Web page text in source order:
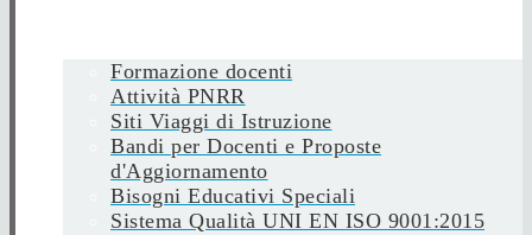
Formazione docenti
Attività PNRR
Siti Viaggi di Istruzione
Bandi per Docenti e Proposte
d'Aggiornamento
Bisogni Educativi Speciali
Sistema Qualità UNI EN ISO 9001:2015